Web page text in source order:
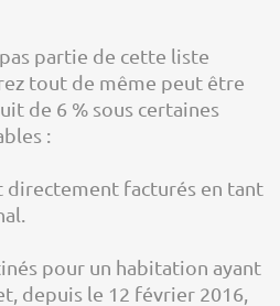
partie de cette liste
tout de même peut être
de 6 % sous certaines
:
directement facturés en tant
pour un habitation ayant
depuis le 12 février 2016,